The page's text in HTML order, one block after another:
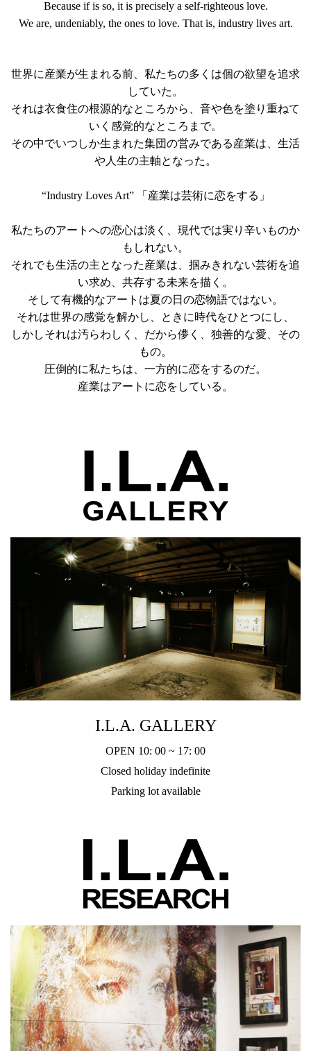
Because if is so, it is precisely a self-righteous love.
We are, undeniably, the ones to love. That is, industry lives art.
世界に産業が生まれる前、私たちの多くは個の欲望を追求
していた。
それは衣食住の根源的なところから、音や色を塗り重ねて
いく感覚的なところまで。
その中でいつしか生まれた集団の営みである産業は、生活
や人生の主軸となった。
“Industry Loves Art” 「産業は芸術に恋をする」
私たちのアートへの恋心は淡く、現代では実り辛いものか
もしれない。
それでも生活の主となった産業は、掴みきれない芸術を追
い求め、共存する未来を描く。
そして有機的なアートは夏の日の恋物語ではない。
それは世界の感覚を解かし、ときに時代をひとつにし、
しかしそれは汚らわしく、だから儚く、独善的な愛、その
もの。
圧倒的に私たちは、一方的に恋をするのだ。
産業はアートに恋をしている。
I.L.A. GALLERY
OPEN 10: 00 ~ 17: 00
Closed holiday indefinite
Parking lot available